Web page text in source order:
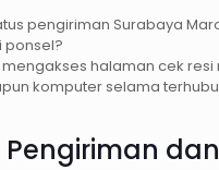
pengiriman Surabaya
ponsel?
halaman cek resi
komputer selama
Pengiriman dan